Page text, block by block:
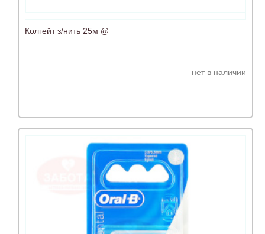
Колгейт з/нить 25м @
нет в наличии